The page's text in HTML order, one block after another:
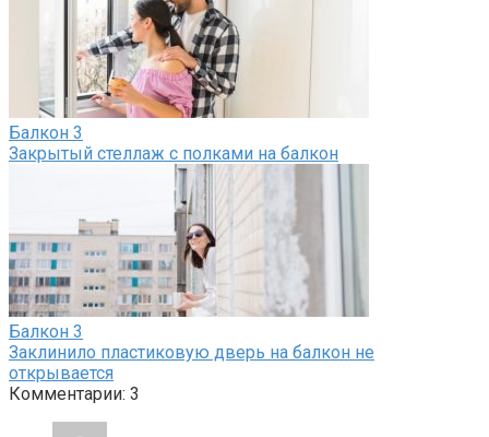
Балкон 3
Закрытый стеллаж с полками на балкон
Балкон 3
Заклинило пластиковую дверь на балкон не
открывается
Комментарии: 3